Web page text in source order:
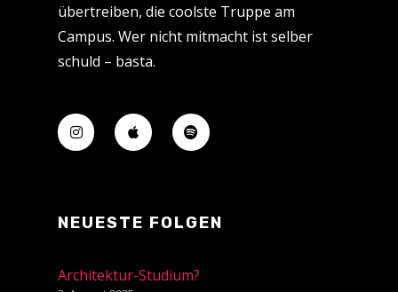
übertreiben, die coolste Truppe am
Campus. Wer nicht mitmacht ist selber
schuld – basta.
NEUESTE FOLGEN
Architektur-Studium?